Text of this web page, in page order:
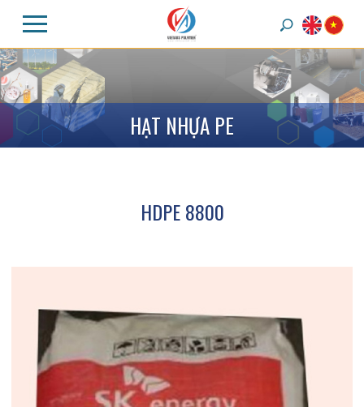
HẠT NHỰA PE
HDPE 8800